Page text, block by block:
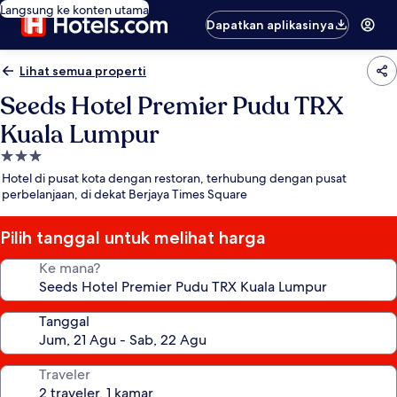
Langsung ke konten utama
Dapatkan aplikasinya
Lihat semua properti
Seeds Hotel Premier Pudu TRX
Kuala Lumpur
Properti
bintang
3.0
Hotel di pusat kota dengan restoran, terhubung dengan pusat
perbelanjaan, di dekat Berjaya Times Square
Pilih tanggal untuk melihat harga
Ke mana?
Tanggal
Traveler